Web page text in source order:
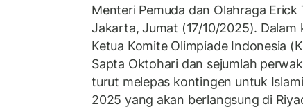
Menteri Pemuda dan Olahraga
Jakarta, Jumat (17/10/2025). Dalam
Ketua Komite Olimpiade Indonesia
Sapta Oktohari dan sejumlah
turut melepas kontingen untuk
2025 yang akan berlangsung di